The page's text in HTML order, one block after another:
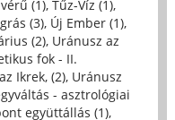
(1), Tűz-Víz (1),
(3), Új Ember (1),
(2), Uránusz az
fok - II.
Ikrek, (2), Uránusz
- asztrológiai
együttállás (1),